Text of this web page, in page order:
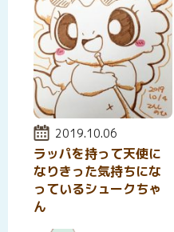
投稿日:
2019.10.06
ラッパを持って天使に
なりきった気持ちにな
っているシュークちゃ
ん